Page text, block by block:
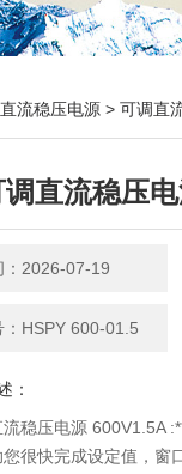
流稳压电源 > 可调直
直流稳压
：2026-07-19
：HSPY 600-01.5
：
稳压电源 600V1.5A
很快完成设定值，窗